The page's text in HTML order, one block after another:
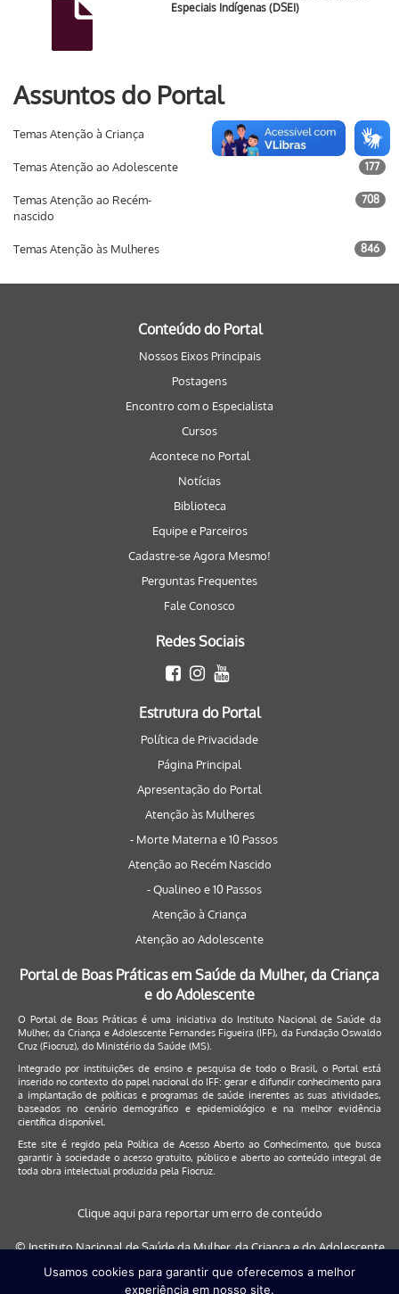
Especiais Indígenas (DSEI)
Assuntos do Portal
Temas Atenção à Criança 733
Temas Atenção ao Adolescente 177
Temas Atenção ao Recém-
nascido
708
Temas Atenção às Mulheres 846
Conteúdo do Portal
Nossos Eixos Principais
Postagens
Encontro com o Especialista
Cursos
Acontece no Portal
Notícias
Biblioteca
Equipe e Parceiros
Cadastre-se Agora Mesmo!
Perguntas Frequentes
Fale Conosco
Redes Sociais
Estrutura do Portal
Política de Privacidade
Página Principal
Apresentação do Portal
Atenção às Mulheres
- Morte Materna e 10 Passos
Atenção ao Recém Nascido
- Qualineo e 10 Passos
Atenção à Criança
Atenção ao Adolescente
Portal de Boas Práticas em Saúde da Mulher, da Criança
e do Adolescente
O Portal de Boas Práticas é uma iniciativa do Instituto Nacional de Saúde da
Mulher, da Criança e Adolescente Fernandes Figueira (IFF), da Fundação Oswaldo
Cruz (Fiocruz), do Ministério da Saúde (MS).
Integrado por instituições de ensino e pesquisa de todo o Brasil, o Portal está
inserido no contexto do papel nacional do IFF: gerar e difundir conhecimento para
a implantação de políticas e programas de saúde inerentes as suas atividades,
baseados no cenário demográfico e epidemiológico e na melhor evidência
científica disponível.
Este site é regido pela Política de Acesso Aberto ao Conhecimento, que busca
garantir à sociedade o acesso gratuito, público e aberto ao conteúdo integral de
toda obra intelectual produzida pela Fiocruz.
Clique aqui para reportar um erro de conteúdo
© Instituto Nacional de Saúde da Mulher, da Criança e do Adolescente
Usamos cookies para garantir que oferecemos a melhor
experiência em nosso site.